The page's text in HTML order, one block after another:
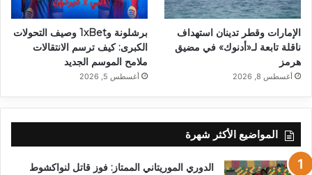
الإمارات وقطر تدينان استهداف
ناقلة تابعة لـ«أدنوك» في مضيق
هرمز
أغسطس 8, 2026
برشلونة و1xBet وصيف التحولات
الكبرى: كيف ترسم الانتقالات
ملامح الموسم الجديد
أغسطس 5, 2026
المواضيع الأكثر شهرة
الدوري الموريتاني الممتاز: فوز قاتل لنواكشوط